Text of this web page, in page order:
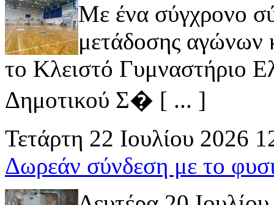
Με ένα σύγχρονο
μετάδοσης αγώνων
το Κλειστό Γυμναστήριο
Δημοτικού Σ� [ ... ]
Τετάρτη 22 Ιουλίου 2026
Δωρεάν σύνδεση με το